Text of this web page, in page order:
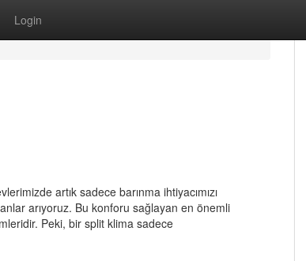
Login
artık sadece barınma ihtiyacımızı
arıyoruz. Bu konforu sağlayan en önemli
Peki, bir split klima sadece